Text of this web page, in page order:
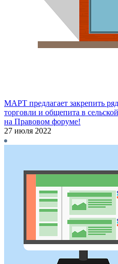
МАРТ предлагает закрепить
торговли и общепита в
на Правовом форуме!
27 июля 2022